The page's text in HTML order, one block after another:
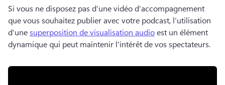
Si vous ne disposez pas d’une vidéo d’accompagnement
que vous souhaitez publier avec votre podcast, l’utilisation
d’une superposition de visualisation audio est un élément
dynamique qui peut maintenir l’intérêt de vos spectateurs.